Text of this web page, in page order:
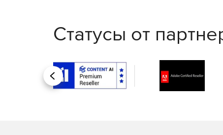
Статусы от
Назад